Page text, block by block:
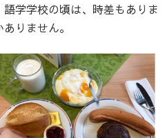
学学校の頃は、時差もありま
りません。